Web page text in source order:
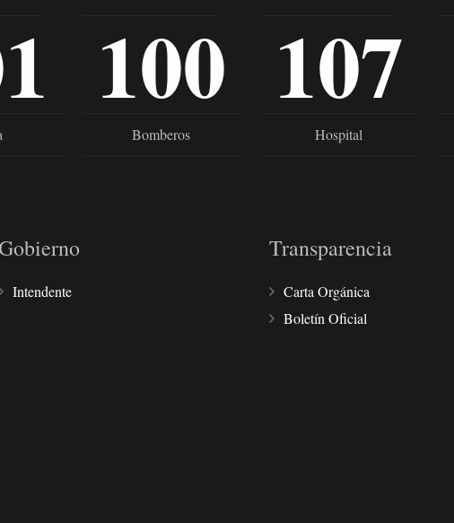
100
Bomberos
107
Hospital
Intendente
Transparencia
Carta Orgánica
Boletín Oficial